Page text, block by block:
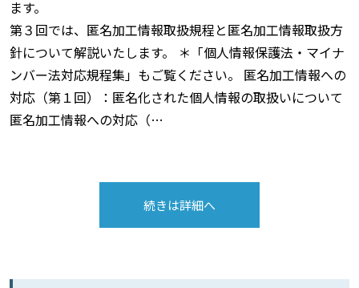
ます。
第３回では、匿名加工情報取扱規程と匿名加工情報取扱方
針について解説いたします。 ＊「個人情報保護法・マイナ
ンバー法対応規程集」もご覧ください。 匿名加工情報への
対応（第１回）：匿名化された個人情報の取扱いについて
匿名加工情報への対応（…
続きは詳細へ